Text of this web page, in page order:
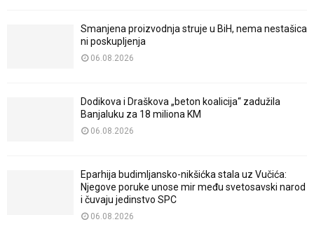
Smanjena proizvodnja struje u BiH, nema nestašica
ni poskupljenja
06.08.2026
Dodikova i Draškova „beton koalicija“ zadužila
Banjaluku za 18 miliona KM
06.08.2026
Eparhija budimljansko-nikšićka stala uz Vučića:
Njegove poruke unose mir među svetosavski narod
i čuvaju jedinstvo SPC
06.08.2026